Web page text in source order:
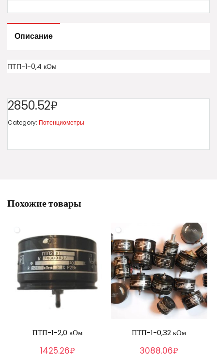
Описание
ПТП-1-0,4 кОм
2850.52₽
Category: Потенциометры
Похожие товары
ПТП-1-2,0 кОм
1425.26₽
ПТП-1-0,32 кОм
3088.06₽